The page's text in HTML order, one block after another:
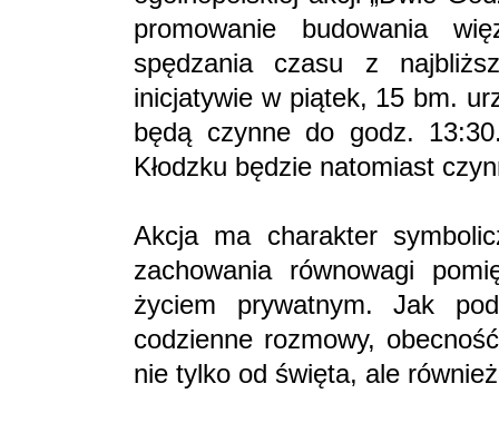
promowanie budowania
spędzania czasu z
inicjatywie w piątek, 15 bm.
będą czynne do godz.
Kłodzku będzie natomiast
Akcja ma charakter
zachowania równowagi
życiem prywatnym. Jak
codzienne rozmowy,
nie tylko od święta, ale